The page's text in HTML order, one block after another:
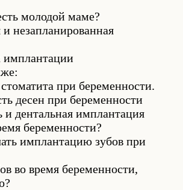
молодой маме?
незапланированная
имплантации
при беременности.
десен при беременности
и дентальная имплантация
беременности?
имплантацию зубов при
во время беременности,